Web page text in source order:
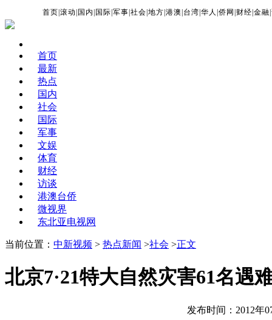
首页 |滚动 国内 国际 |军事 |社会 |地方 |港澳 台湾 |华人 |侨网 财经 |金融 |
首页
最新
热点
国内
社会
国际
军事
文娱
体育
财经
访谈
港澳台侨
微视界
东北亚电视网
当前位置： 中新视频 > 热点新闻 >社会 >正文
北京7·21特大自然灾害61名遇
发布时间：2012年